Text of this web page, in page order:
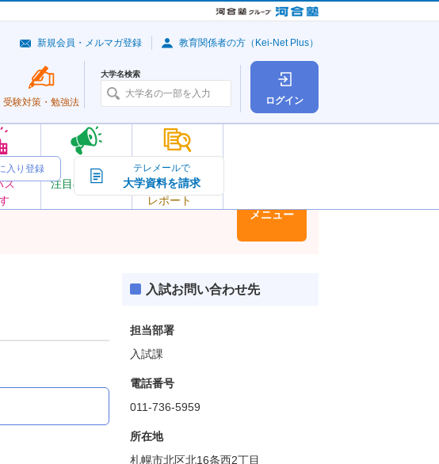
ログイン
ス
注目の大学
大学の今
トピック＆
レポート
受験対策・ 勉強法
大学名検索
新規会員・メルマガ登録 教育関係者の方（Kei-Net Plus）
入り登録 テレメールで
大学資料を請求
メニュー
入試お問い合わせ先
担当部署
入試課
電話番号
011-736-5959
所在地
札幌市北区北16条西2丁目